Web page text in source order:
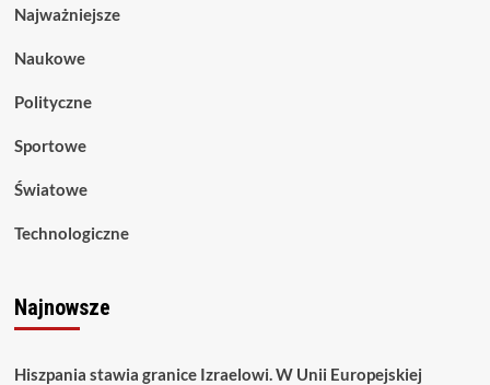
Najważniejsze
Naukowe
Polityczne
Sportowe
Światowe
Technologiczne
Najnowsze
Hiszpania stawia granice Izraelowi. W Unii Europejskiej